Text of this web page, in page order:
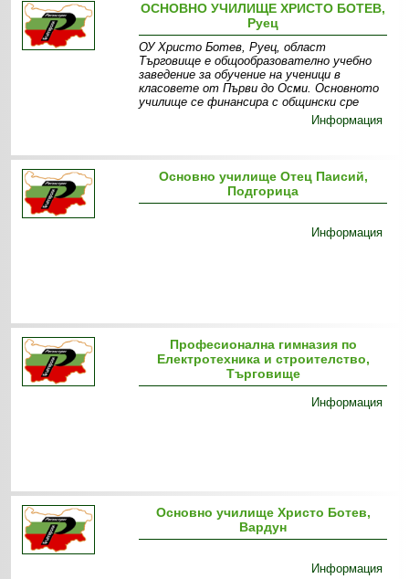
ОСНОВНО УЧИЛИЩЕ ХРИСТО БОТЕВ,
Руец
ОУ Христо Ботев, Руец, област
Търговище е общообразователно учебно
заведение за обучение на ученици в
класовете от Първи до Осми. Основното
училище се финансира с общински сре
Информация
Основно училище Отец Паисий,
Подгорица
Информация
Професионална гимназия по
Електротехника и строителство,
Търговище
Информация
Основно училище Христо Ботев,
Вардун
Информация